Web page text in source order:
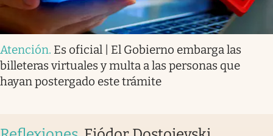
Atención. Es oficial | El Gobierno embarga las
billeteras virtuales y multa a las personas que
hayan postergado este trámite